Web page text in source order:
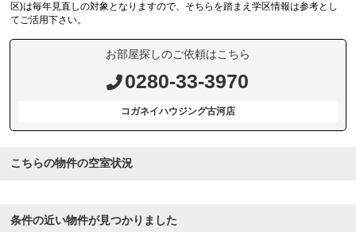
区)は毎年見直しの対象となりますので、そちらを踏まえ学区情報は参考とし
てご活用下さい。
お部屋探しのご依頼はこちら
0280-33-3970
コガネイハウジング古河店
こちらの物件の空室状況
条件の近い物件が見つかりました